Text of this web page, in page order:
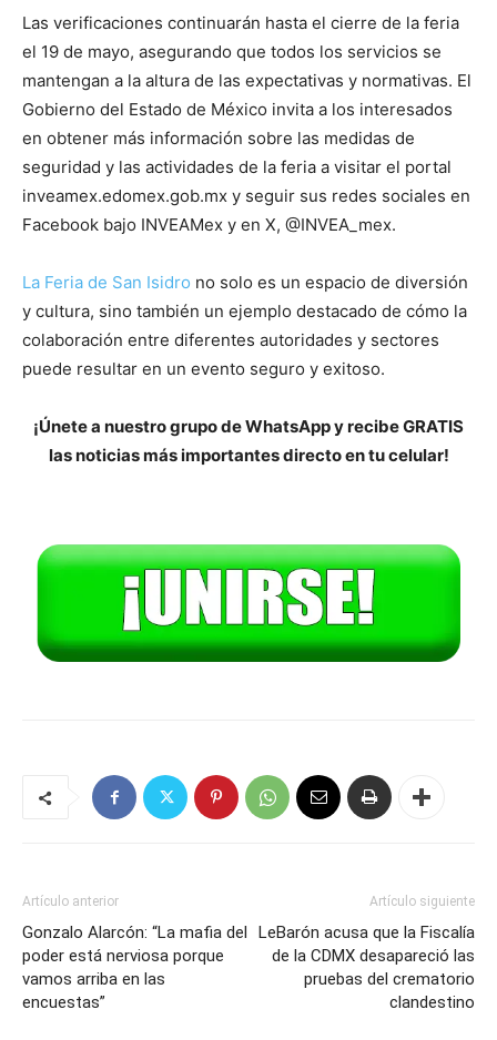
Las verificaciones continuarán hasta el cierre de la feria
el 19 de mayo, asegurando que todos los servicios se
mantengan a la altura de las expectativas y normativas. El
Gobierno del Estado de México invita a los interesados
en obtener más información sobre las medidas de
seguridad y las actividades de la feria a visitar el portal
inveamex.edomex.gob.mx y seguir sus redes sociales en
Facebook bajo INVEAMex y en X, @INVEA_mex.
La Feria de San Isidro no solo es un espacio de diversión
y cultura, sino también un ejemplo destacado de cómo la
colaboración entre diferentes autoridades y sectores
puede resultar en un evento seguro y exitoso.
¡Únete a nuestro grupo de WhatsApp y recibe GRATIS
las noticias más importantes directo en tu celular!
Artículo anterior
Gonzalo Alarcón: “La mafia del
poder está nerviosa porque
vamos arriba en las
encuestas”
Artículo siguiente
LeBarón acusa que la Fiscalía
de la CDMX desapareció las
pruebas del crematorio
clandestino